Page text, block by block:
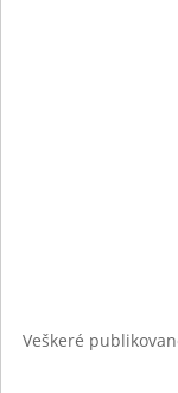
Veškeré